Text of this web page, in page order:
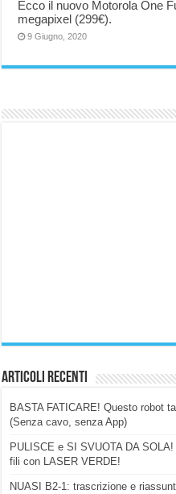
Ecco il nuovo Motorola One
megapixel (299€).
9 Giugno, 2020
Articoli Recenti
BASTA FATICARE! Questo robot
(Senza cavo, senza App)
PULISCE e SI SVUOTA DA
fili con LASER VERDE!
NUASI B2-1: trascrizione e